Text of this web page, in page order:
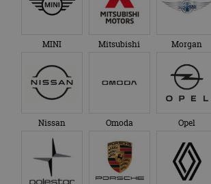
MINI Mitsubishi Morgan
Nissan Omoda Opel